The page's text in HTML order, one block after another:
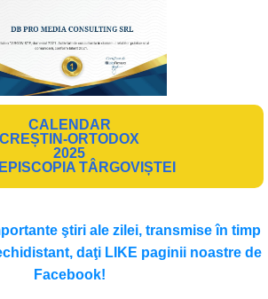
CALENDAR
CREȘTIN-ORTODOX
2025
TÂRGOVIȘTEI
ştiri ale zilei, transmise în timp
daţi LIKE paginii noastre de
Facebook!